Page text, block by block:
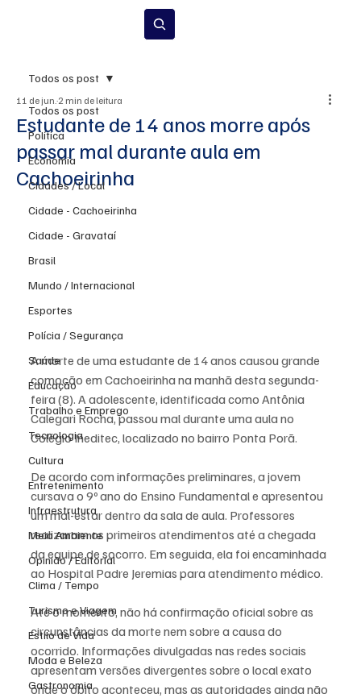
Todos os post
Política
Economia
Cidades / Local
Cidade - Cachoeirinha
Cidade - Gravataí
Brasil
Mundo / Internacional
Esportes
Polícia / Segurança
Saúde
Educação
Trabalho e Emprego
Tecnologia
Cultura
Entretenimento
Infraestrutura
Meio Ambiente
Opinião / Editorial
Clima / Tempo
Turismo e Viagem
Estilo de Vida
Moda e Beleza
Gastronomia
Todos os post
Estudante de 14 anos morre após
passar mal durante aula em
Cachoeirinha
11 de jun. 2 min de leitura
A morte de uma estudante de 14 anos causou grande
comoção em Cachoeirinha na manhã desta segunda-
feira (8). A adolescente, identificada como Antônia
Calegari Rocha, passou mal durante uma aula no
Colégio Ineditec, localizado no bairro Ponta Porã.
De acordo com informações preliminares, a jovem
cursava o 9º ano do Ensino Fundamental e apresentou
um mal-estar dentro da sala de aula. Professores
realizaram os primeiros atendimentos até a chegada
da equipe de socorro. Em seguida, ela foi encaminhada
ao Hospital Padre Jeremias para atendimento médico.
Até o momento, não há confirmação oficial sobre as
circunstâncias da morte nem sobre a causa do
ocorrido. Informações divulgadas nas redes sociais
apresentam versões divergentes sobre o local exato
onde o óbito aconteceu, mas as autoridades ainda não